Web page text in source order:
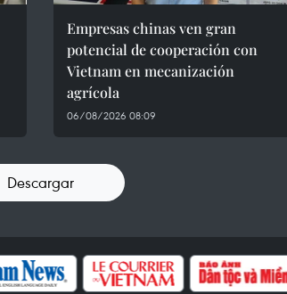
Empresas chinas ven gran
potencial de cooperación con
Vietnam en mecanización
agrícola
06/08/2026 08:09
Descargar